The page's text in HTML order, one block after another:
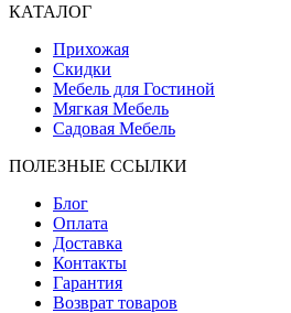
КАТАЛОГ
Прихожая
Скидки
Мебель для Гостиной
Мягкая Мебель
Садовая Мебель
ПОЛЕЗНЫЕ ССЫЛКИ
Блог
Оплата
Доставка
Контакты
Гарантия
Возврат товаров